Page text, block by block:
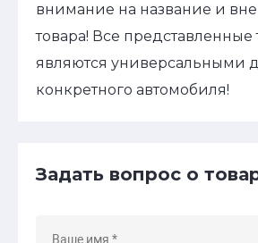
внимание на название и
товара! Все представленные
являются универсальными
конкретного автомобиля!
Задать вопрос о